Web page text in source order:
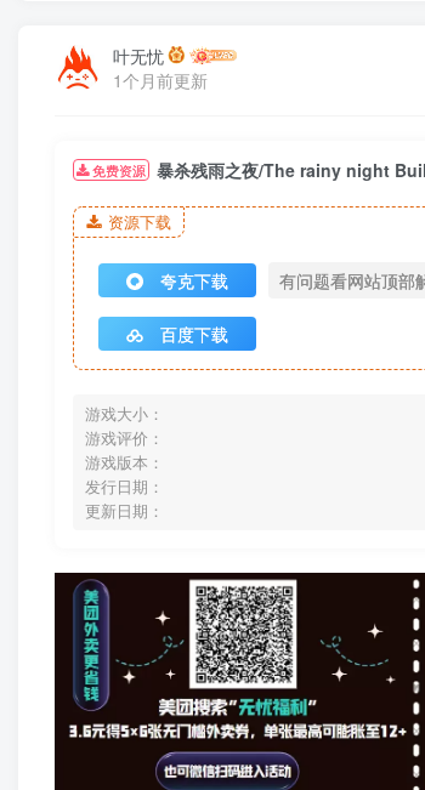
叶无忧
1个月前更新
免费资源 暴杀残雨之夜/The rainy night
资源下载
夸克下载 有问题看网站顶部
百度下载
游戏大小：
游戏评价：
游戏版本：
发行日期：
更新日期：